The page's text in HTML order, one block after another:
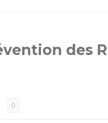
des
0